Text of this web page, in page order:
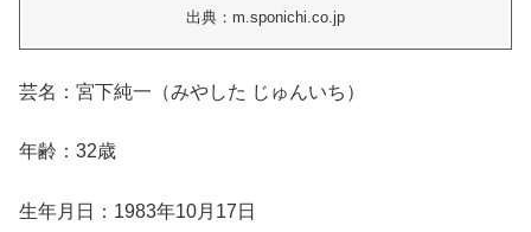
出典：m.sponichi.co.jp
芸名：宮下純一（みやした じゅんいち）
年齢：32歳
生年月日：1983年10月17日